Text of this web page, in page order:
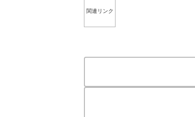
関連リンク